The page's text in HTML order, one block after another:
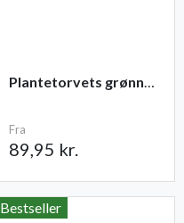
Plantetorvets grønne vandingspose 75 liter
Fra
89,95 kr.
Bestseller